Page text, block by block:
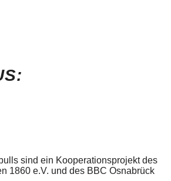
sind ein Kooperationsprojekt des
1860 e.V. und des BBC Osnabrück